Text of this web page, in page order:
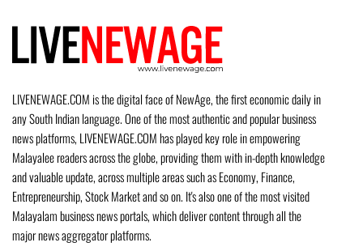
LIVENEWAGE.COM is the digital face of NewAge, the first economic daily in
any South Indian language. One of the most authentic and popular business
news platforms, LIVENEWAGE.COM has played key role in empowering
Malayalee readers across the globe, providing them with in-depth knowledge
and valuable update, across multiple areas such as Economy, Finance,
Entrepreneurship, Stock Market and so on. It's also one of the most visited
Malayalam business news portals, which deliver content through all the
major news aggregator platforms.